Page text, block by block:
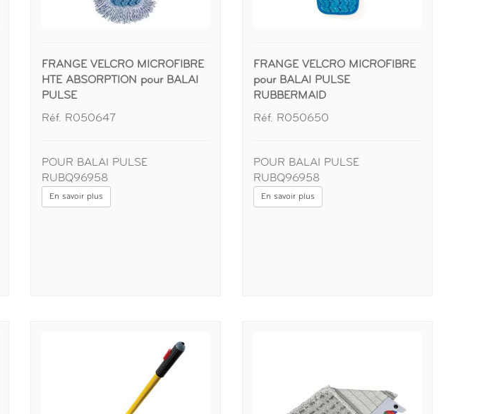
FRANGE VELCRO MICROFIBRE
HTE ABSORPTION pour BALAI
PULSE
Réf. R050647
POUR BALAI PULSE
RUBQ96958
En savoir plus
FRANGE VELCRO MICROFIBRE
pour BALAI PULSE
RUBBERMAID
Réf. R050650
POUR BALAI PULSE
RUBQ96958
En savoir plus